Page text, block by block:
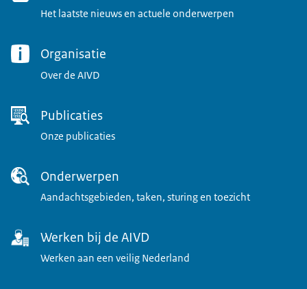
Het laatste nieuws en actuele onderwerpen
Organisatie
Over de AIVD
Publicaties
Onze publicaties
Onderwerpen
Aandachtsgebieden, taken, sturing en toezicht
Werken bij de AIVD
Werken aan een veilig Nederland